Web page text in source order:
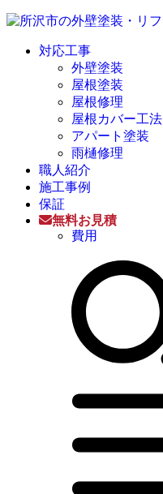
対応工事
外壁塗装
屋根塗装
屋根修理
屋根カバー工法
アパート塗装
雨樋修理
職人紹介
施工事例
保証
無料お見積
費用